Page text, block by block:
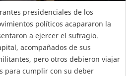
presidenciales de los
políticos acapararon la
a ejercer el sufragio.
acompañados de sus
pero otros debieron viajar
para cumplir con su deber